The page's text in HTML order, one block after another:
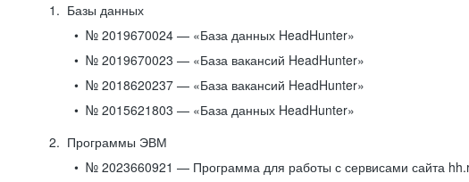
Базы данных
№ 2019670024 — «База данных HeadHunter»
№ 2019670023 — «База вакансий HeadHunter»
№ 2018620237 — «База вакансий HeadHunter»
№ 2015621803 — «База данных HeadHunter»
Программы ЭВМ
№ 2023660921 — Программа для работы с сервисами сайта